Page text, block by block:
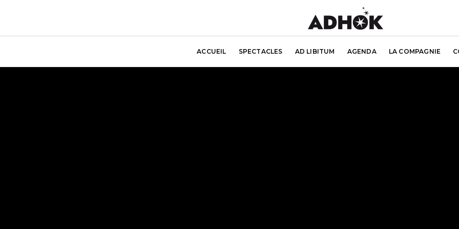
ACCUEIL SPECTACLES AD LIBITUM AGENDA LA COMPAGNIE